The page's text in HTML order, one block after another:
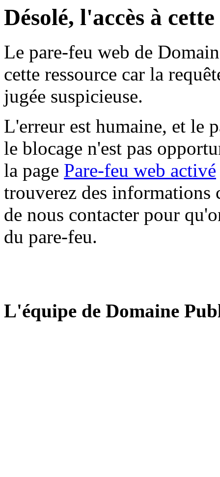
Désolé, l'accès à
Le pare-feu web de
cette ressource car la
jugée suspicieuse.
L'erreur est humaine, et le
le blocage n'est pas
la page Pare-feu web activé
trouverez des informations
de nous contacter pour
du pare-feu.
L'équipe de Domaine